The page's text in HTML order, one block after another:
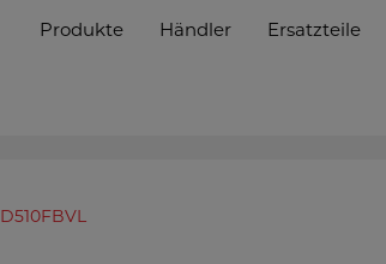
Produkte Händler Ersatzteile
D510FBVL